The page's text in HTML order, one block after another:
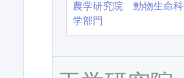
農学研究院 動物生命科
学部門